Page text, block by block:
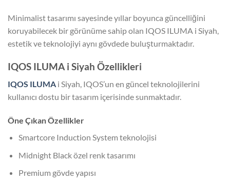
Minimalist tasarımı sayesinde yıllar boyunca güncelliğini
koruyabilecek bir görünüme sahip olan IQOS ILUMA i Siyah,
estetik ve teknolojiyi aynı gövdede buluşturmaktadır.
IQOS ILUMA i Siyah Özellikleri
IQOS ILUMA i Siyah, IQOS’un en güncel teknolojilerini
kullanıcı dostu bir tasarım içerisinde sunmaktadır.
Öne Çıkan Özellikler
Smartcore Induction System teknolojisi
Midnight Black özel renk tasarımı
Premium gövde yapısı